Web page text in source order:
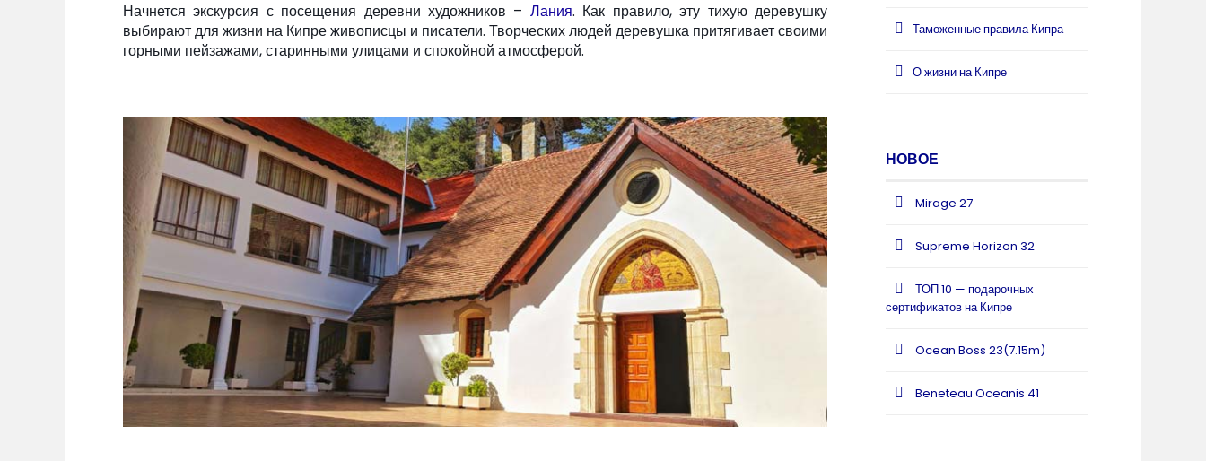
Начнется экскурсия с посещения деревни художников – Лания. Как правило, эту тихую деревушку
выбирают для жизни на Кипре живописцы и писатели. Творческих людей деревушка притягивает своими
горными пейзажами, старинными улицами и спокойной атмосферой.
Таможенные правила Кипра
О жизни на Кипре
НОВОЕ
Mirage 27
Supreme Horizon 32
ТОП 10 — подарочных
сертификатов на Кипре
Ocean Boss 23(7.15m)
Beneteau Oceanis 41